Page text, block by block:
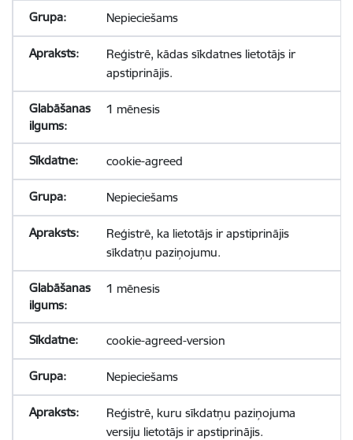
Nepieciešams
Reģistrē, kādas sīkdatnes lietotājs ir
apstiprinājis.
1 mēnesis
cookie-agreed
Nepieciešams
Reģistrē, ka lietotājs ir apstiprinājis
sīkdatņu paziņojumu.
1 mēnesis
cookie-agreed-version
Nepieciešams
Reģistrē, kuru sīkdatņu paziņojuma
versiju lietotājs ir apstiprinājis.